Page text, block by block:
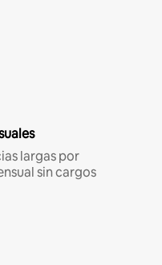
largas por
sin cargos